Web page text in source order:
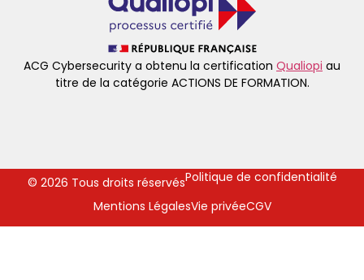
ACG Cybersecurity a obtenu la certification Qualiopi au
titre de la catégorie ACTIONS DE FORMATION.
© 2026 Tous droits réservés
CGV
Politique de confidentialité
Mentions LégalesVie privée